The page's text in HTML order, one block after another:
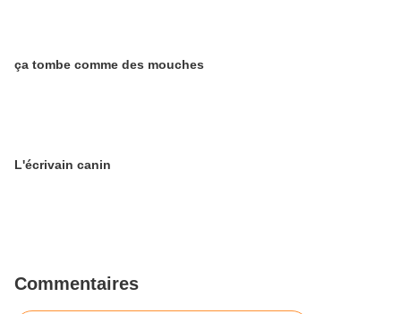
ça tombe comme des mouches
L'écrivain canin
Commentaires